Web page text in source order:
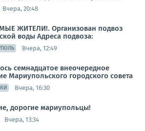
Вчера, 20:48
ЖИТЕЛИ!. Организован подвоз
воды Адреса подвоза:
Вчера, 12:49
семнадцатое внеочередное
Мариупольского городского совета
Вчера, 16:30
дорогие мариупольцы!
Вчера, 13:34